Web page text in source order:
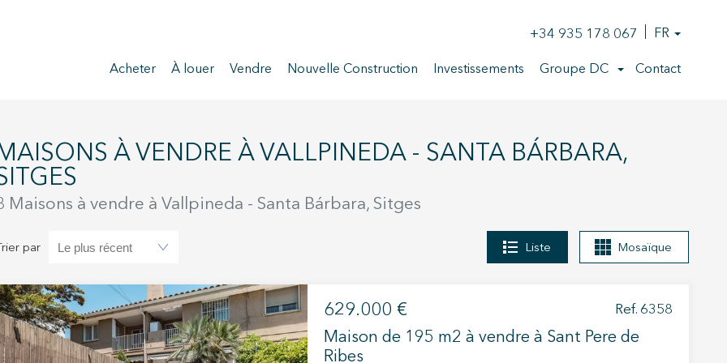
+34 935 178 067 FR
Acheter À louer Vendre Nouvelle Construction Investissements Groupe DC Contact
VALLPINEDA - SANTA BÁRBARA,
Maisons à vendre à Vallpineda - Santa Bárbara, Sitges
par Liste Mosaïque
629.000 € Ref. 6358
Maison de 195 m2 à vendre à Sant Pere de
Ribes